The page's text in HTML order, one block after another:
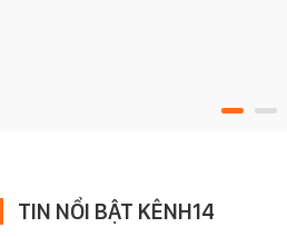
TIN NỔI BẬT KÊNH14